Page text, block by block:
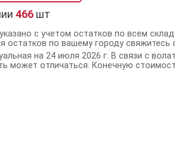
466 шт
с учетом остатков по всем
остатков по вашему городу
на 24 июля 2026 г. В связи с
может отличаться. Конечную